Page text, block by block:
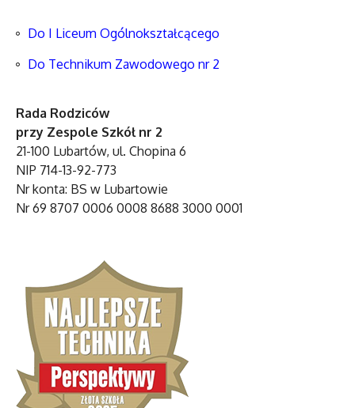
Do I Liceum Ogólnokształcącego
Do Technikum Zawodowego nr 2
Rada Rodziców
przy Zespole Szkół nr 2
21-100 Lubartów, ul. Chopina 6
NIP 714-13-92-773
Nr konta: BS w Lubartowie
Nr 69 8707 0006 0008 8688 3000 0001